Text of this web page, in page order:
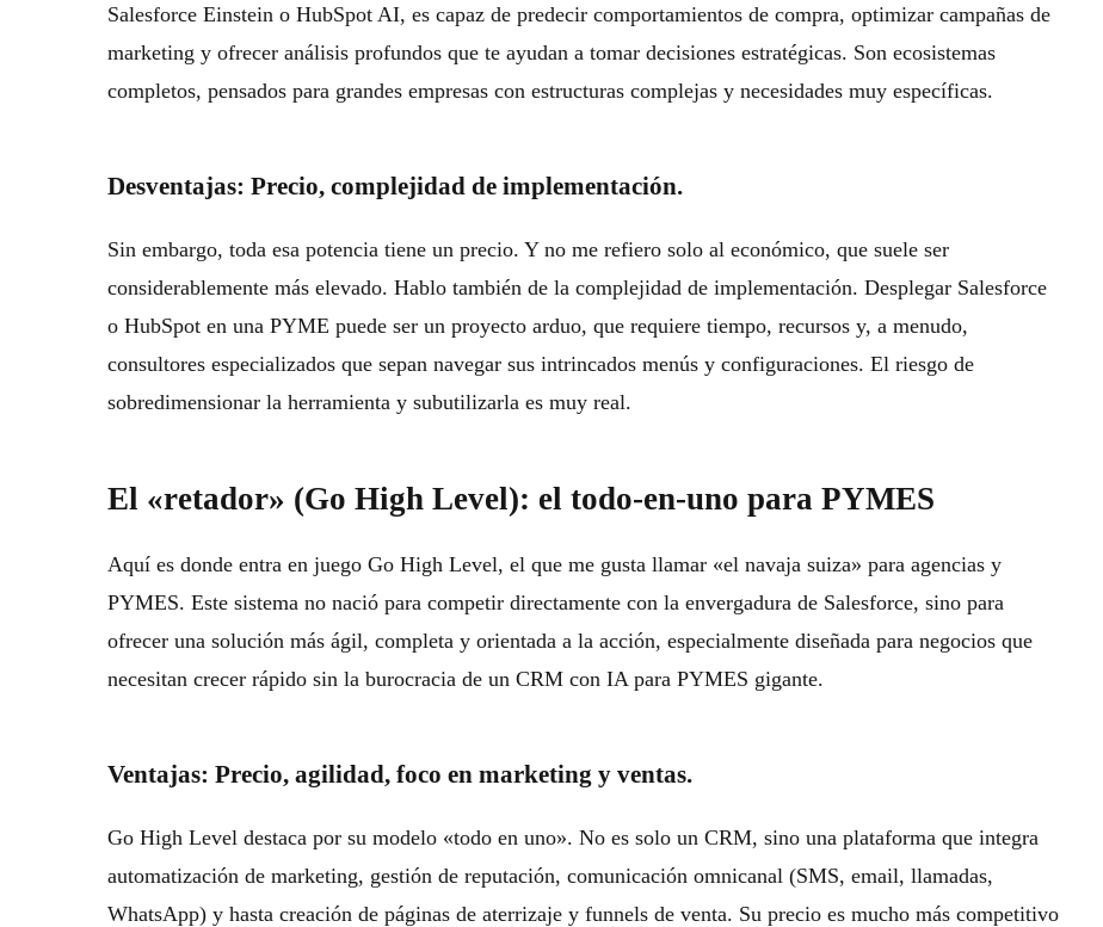
Salesforce Einstein o HubSpot AI, es capaz de predecir comportamientos de compra, optimizar campañas de
marketing y ofrecer análisis profundos que te ayudan a tomar decisiones estratégicas. Son ecosistemas
completos, pensados para grandes empresas con estructuras complejas y necesidades muy específicas.
Desventajas: Precio, complejidad de implementación.
Sin embargo, toda esa potencia tiene un precio. Y no me refiero solo al económico, que suele ser
considerablemente más elevado. Hablo también de la complejidad de implementación. Desplegar Salesforce
o HubSpot en una PYME puede ser un proyecto arduo, que requiere tiempo, recursos y, a menudo,
consultores especializados que sepan navegar sus intrincados menús y configuraciones. El riesgo de
sobredimensionar la herramienta y subutilizarla es muy real.
El «retador» (Go High Level): el todo-en-uno para PYMES
Aquí es donde entra en juego Go High Level, el que me gusta llamar «el navaja suiza» para agencias y
PYMES. Este sistema no nació para competir directamente con la envergadura de Salesforce, sino para
ofrecer una solución más ágil, completa y orientada a la acción, especialmente diseñada para negocios que
necesitan crecer rápido sin la burocracia de un CRM con IA para PYMES gigante.
Ventajas: Precio, agilidad, foco en marketing y ventas.
Go High Level destaca por su modelo «todo en uno». No es solo un CRM, sino una plataforma que integra
automatización de marketing, gestión de reputación, comunicación omnicanal (SMS, email, llamadas,
WhatsApp) y hasta creación de páginas de aterrizaje y funnels de venta. Su precio es mucho más competitivo